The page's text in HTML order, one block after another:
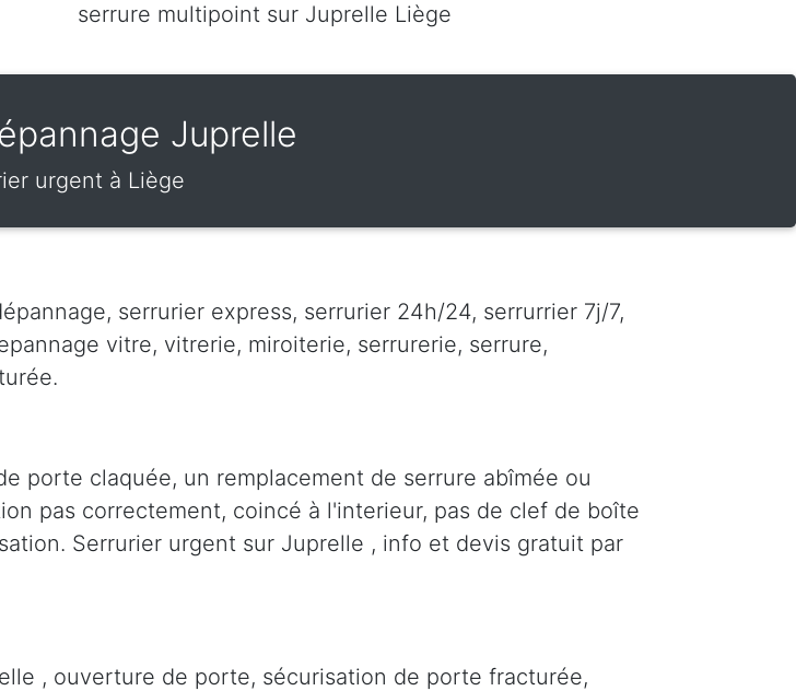
serrure multipoint sur Juprelle Liège
Juprelle
urgent à Liège
serrurier express, serrurier 24h/24, serrurrier 7j/7,
vitre, vitrerie, miroiterie, serrurerie, serrure,
porte claquée, un remplacement de serrure abîmée ou
pas correctement, coincé à l'interieur, pas de clef de boîte
Serrurier urgent sur Juprelle , info et devis gratuit par
, ouverture de porte, sécurisation de porte fracturée,